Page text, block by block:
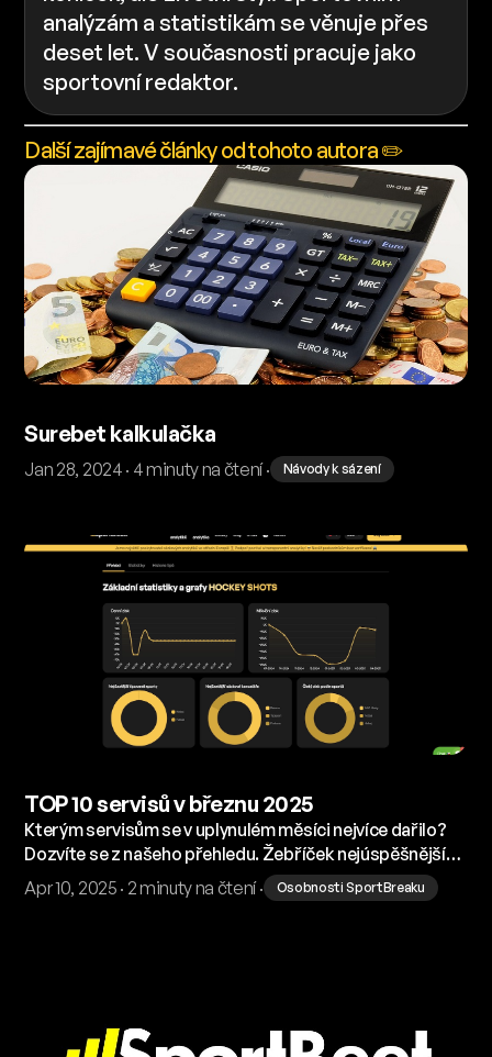
analýzám a statistikám se věnuje přes
deset let. V současnosti pracuje jako
sportovní redaktor.
Další zajímavé články od tohoto autora ✏️
Surebet kalkulačka
Jan 28, 2024 · 4 minuty na čtení · Návody k sázení
TOP 10 servisů v březnu 2025
Kterým servisům se v uplynulém měsíci nejvíce dařilo?
Dozvíte se z našeho přehledu. Žebříček nejúspěšnějších
servisů jsme seřadili podle ziskových sázek.
Apr 10, 2025 · 2 minuty na čtení · Osobnosti SportBreaku